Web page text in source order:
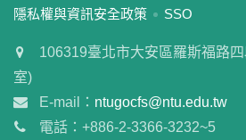
:::
隱私權與資訊安全政策 SSO
106319臺北市大安區羅斯福路
室)
E-mail： ntugocfs@ntu.edu.tw
電話：+886-2-3366-3232~5